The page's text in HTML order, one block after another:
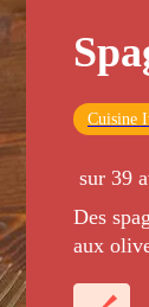
Cuisine
sur 39
Des
aux